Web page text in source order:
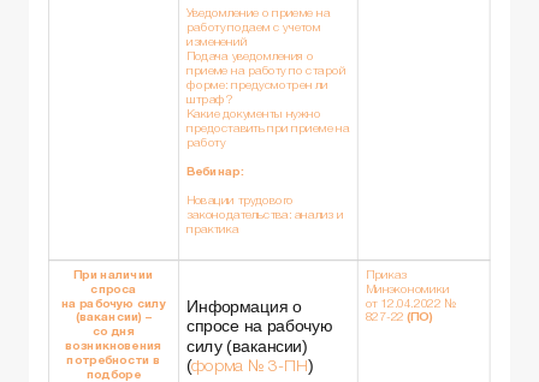
Уведомление о приеме на
работу подаем с учетом
изменений
Подача уведомления о
приеме на работу по старой
форме: предусмотрен ли
штраф?
Какие документы нужно
предоставить при приеме на
работу
Вебинар:
Новации трудового
законодательства: анализ и
практика
При наличии
спроса
на рабочую силу
(вакансии) –
со дня
возникновения
потребности в
подборе
Информация о
спросе на рабочую
силу (вакансии)
(форма № 3-ПН)
Приказ
Минэкономики
от 12.04.2022 №
827-22 (ПО)